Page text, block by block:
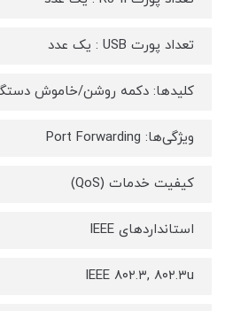
تعداد پورت USB : یک عدد
کلیدها: دکمه روشن/خاموش
ویژگی‌ها: Port Forwarding
کیفیت خدمات (QoS)
استانداردهای IEEE
IEEE ۸۰۲.۳, ۸۰۲.۳u